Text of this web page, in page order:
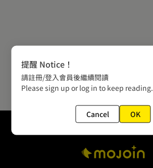
提醒 Notice！
請註冊/登入會員後繼續閱讀
Please sign up or log in to keep reading.
Cancel OK